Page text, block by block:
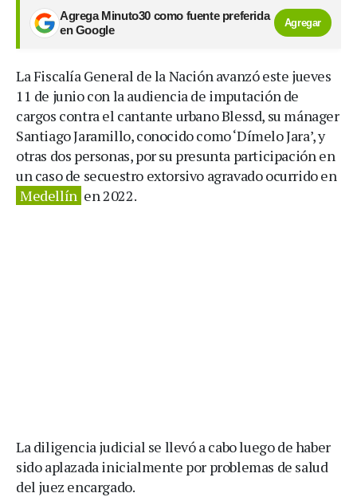
Agrega Minuto30 como fuente preferida
en Google
Agregar
La Fiscalía General de la Nación avanzó este jueves
11 de junio con la audiencia de imputación de
cargos contra el cantante urbano Blessd, su mánager
Santiago Jaramillo, conocido como ‘Dímelo Jara’, y
otras dos personas, por su presunta participación en
un caso de secuestro extorsivo agravado ocurrido en
Medellín en 2022.
La diligencia judicial se llevó a cabo luego de haber
sido aplazada inicialmente por problemas de salud
del juez encargado.